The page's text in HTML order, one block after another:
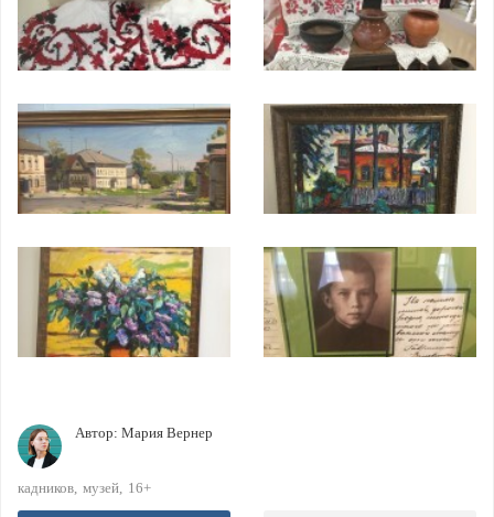
Автор: Мария Вернер
кадников музей 16+